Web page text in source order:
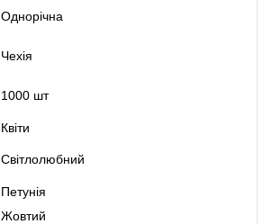
Однорічна
Чехія
1000 шт
Квіти
Світлолюбний
Петунія
Жовтий